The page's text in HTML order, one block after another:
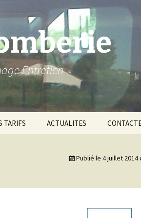
Entretien
TARIFS ACTUALITES
Publié le 4 juillet 2014